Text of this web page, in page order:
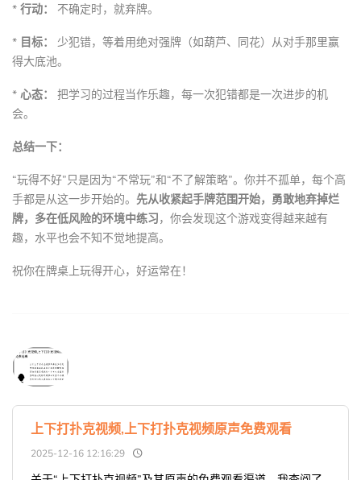
* 行动： 不确定时，就弃牌。
* 目标：
少犯错，等着用绝对强牌（如葫芦、同花）从对手那里赢
得大底池。
* 心态：
把学习的过程当作乐趣，每一次犯错都是一次进步的机
会。
总结一下：
“玩得不好”只是因为“不常玩”和“不了解策略”。你并不孤单，每个高
手都是从这一步开始的。 先从收紧起手牌范围开始，勇敢地弃掉烂
牌，多在低风险的环境中练习，你会发现这个游戏变得越来越有
趣，水平也会不知不觉地提高。
祝你在牌桌上玩得开心，好运常在！
上下打扑克视频,上下打扑克视频原声免费观看
2025-12-16 12:16:29